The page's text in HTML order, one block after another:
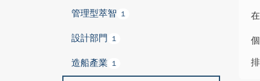
管理型萃智 1
設計部門 1
造船產業 1